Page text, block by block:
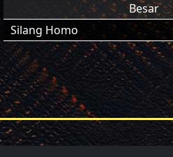
Besar
Silang Homo